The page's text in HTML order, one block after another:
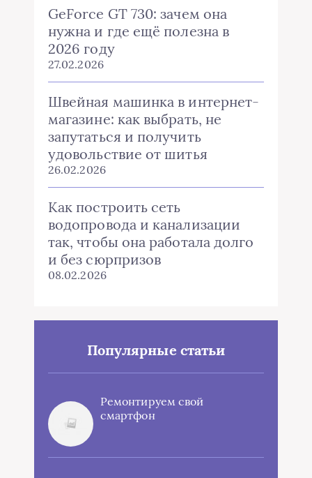
GeForce GT 730: зачем она
нужна и где ещё полезна в
2026 году
27.02.2026
Швейная машинка в интернет-
магазине: как выбрать, не
запутаться и получить
удовольствие от шитья
26.02.2026
Как построить сеть
водопровода и канализации
так, чтобы она работала долго
и без сюрпризов
08.02.2026
Популярные статьи
Ремонтируем свой
смартфон